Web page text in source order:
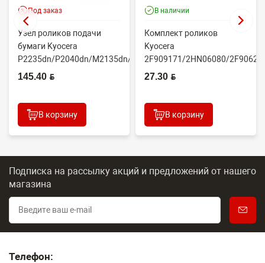
Под заказ
Узел роликов подачи
бумаги Kyocera
P2235dn/P2040dn/M2135dn/M2635dn/M2735dw/M2040dn
(O...
145.40 BYN
В корзину
В наличии
Комплект роликов
Kyocera
2F909171/2HN06080/
(CET7806)
27.30 BYN
В корзину
Подписка на рассылку акций и предложений от нашего
магазина
Телефон: